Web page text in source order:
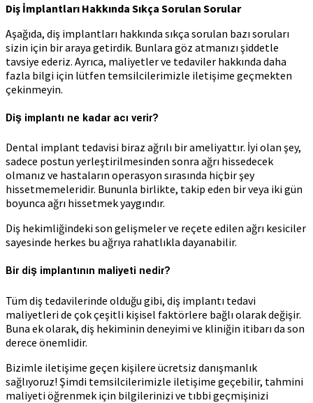
Diş İmplantları Hakkında Sıkça Sorulan Sorular
Aşağıda, diş implantları hakkında sıkça sorulan bazı soruları
sizin için bir araya getirdik. Bunlara göz atmanızı şiddetle
tavsiye ederiz. Ayrıca, maliyetler ve tedaviler hakkında daha
fazla bilgi için lütfen temsilcilerimizle iletişime geçmekten
çekinmeyin.
Diş implantı ne kadar acı verir?
Dental implant tedavisi biraz ağrılı bir ameliyattır. İyi olan şey,
sadece postun yerleştirilmesinden sonra ağrı hissedecek
olmanız ve hastaların operasyon sırasında hiçbir şey
hissetmemeleridir. Bununla birlikte, takip eden bir veya iki gün
boyunca ağrı hissetmek yaygındır.
Diş hekimliğindeki son gelişmeler ve reçete edilen ağrı kesiciler
sayesinde herkes bu ağrıya rahatlıkla dayanabilir.
Bir diş implantının maliyeti nedir?
Tüm diş tedavilerinde olduğu gibi, diş implantı tedavi
maliyetleri de çok çeşitli kişisel faktörlere bağlı olarak değişir.
Buna ek olarak, diş hekiminin deneyimi ve kliniğin itibarı da son
derece önemlidir.
Bizimle iletişime geçen kişilere ücretsiz danışmanlık
sağlıyoruz! Şimdi temsilcilerimizle iletişime geçebilir, tahmini
maliyeti öğrenmek için bilgilerinizi ve tıbbi geçmişinizi